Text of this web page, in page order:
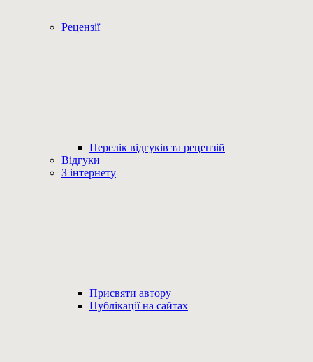
Рецензії
Перелік відгуків та рецензій
Відгуки
З інтернету
Присвяти автору
Публікації на сайтах